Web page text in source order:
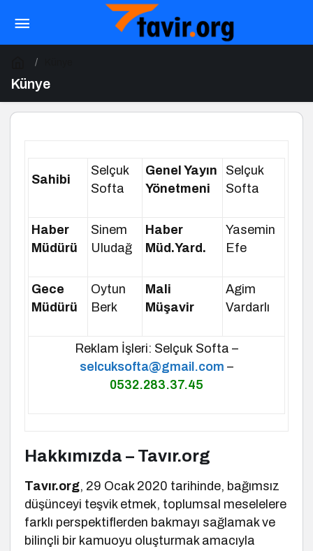
Künye
Sahibi
Selçuk
Softa
Genel Yayın
Yönetmeni
Selçuk
Softa
Haber
Müdürü
Sinem
Uludağ
Haber
Müd.Yard.
Yasemin
Efe
Gece
Müdürü
Oytun
Berk
Mali
Müşavir
Agim
Vardarlı
Reklam İşleri: Selçuk Softa –
selcuksofta@gmail.com –
0532.283.37.45
Hakkımızda – Tavır.org
Tavır.org, 29 Ocak 2020 tarihinde, bağımsız
düşünceyi teşvik etmek, toplumsal meselelere
farklı perspektiflerden bakmayı sağlamak ve
bilinçli bir kamuoyu oluşturmak amacıyla